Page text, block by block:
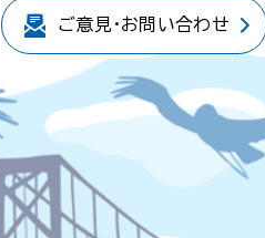
ご意見・お問い合わせ